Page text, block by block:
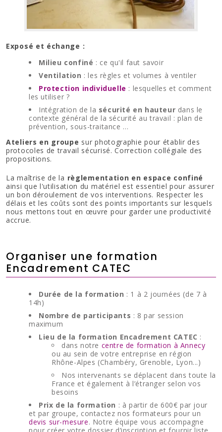
Exposé et échange :
Milieu confiné : ce qu'il faut savoir
Ventilation : les règles et volumes à ventiler
Protection individuelle : lesquelles et comment
les utiliser ?
Intégration de la sécurité en hauteur dans le
contexte général de la sécurité au travail : plan de
prévention, sous-traitance …
Ateliers en groupe sur photographie pour établir des
protocoles de travail sécurisé. Correction collégiale des
propositions.
La maîtrise de la règlementation en espace confiné
ainsi que l'utilisation du matériel est essentiel pour assurer
un bon déroulement de vos interventions. Respecter les
délais et les coûts sont des points importants sur lesquels
nous mettons tout en œuvre pour garder une productivité
accrue.
Organiser une formation
Encadrement CATEC
Durée de la formation : 1 à 2 journées (de 7 à
14h)
Nombre de participants : 8 par session
maximum
Lieu de la formation Encadrement CATEC :
dans notre centre de formation à Annecy
ou au sein de votre entreprise en région
Rhône-Alpes (Chambéry, Grenoble, Lyon...)
Nos intervenants se déplacent dans toute la
France et également à l’étranger selon vos
besoins
Prix de la formation : à partir de 600€ par jour
et par groupe, contactez nos formateurs pour un
devis sur-mesure. Notre équipe vous accompagne